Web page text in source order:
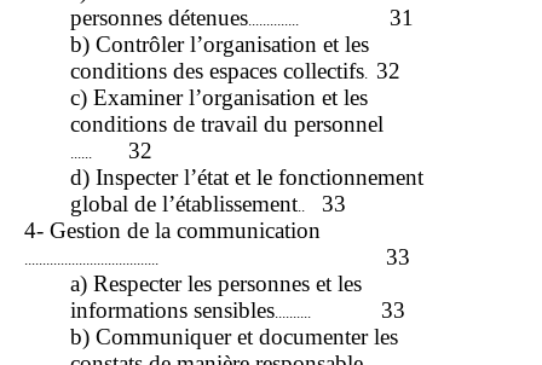
personnes détenues..............
31
b) Contrôler l’organisation et les
conditions des espaces collectifs.
32
c) Examiner l’organisation et les
conditions de travail du personnel
32
d) Inspecter l’état et le fonctionnement
global de l’établissement..
33
4- Gestion de la communication
33
a) Respecter les personnes et les
informations sensibles..........
33
b) Communiquer et documenter les